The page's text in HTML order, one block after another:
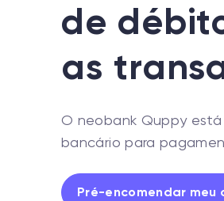
de
as
O neobank Quppy
bancário para
Pré-encomendar meu